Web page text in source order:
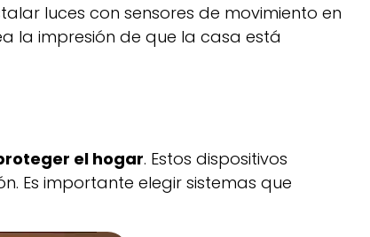
luces con sensores de movimiento en
la impresión de que la casa está
el hogar. Estos dispositivos
Es importante elegir sistemas que